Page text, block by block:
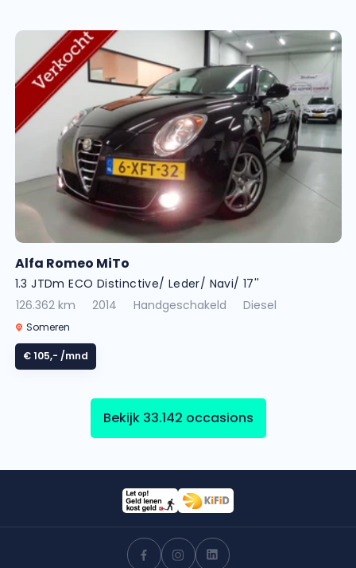
Alfa Romeo MiTo
1.3 JTDm ECO Distinctive/ Leder/ Navi/ 17''
126.362 km
2014 Handgeschakeld Diesel
Someren
€ 105,- /mnd
Bekijk 33.142 occasions